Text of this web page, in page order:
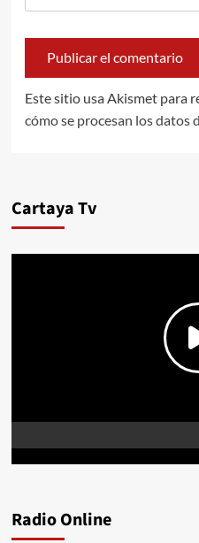
Este sitio usa Akismet para
cómo se procesan los datos
Cartaya Tv
Radio Online